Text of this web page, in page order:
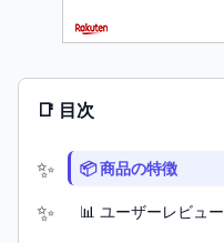
📑 目次
📦 商品の特徴
📊 ユーザーレビュー